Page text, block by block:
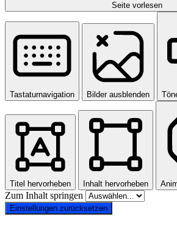
Seite vorlesen
Tastaturnavigation Bilder ausblenden
Titel hervorheben Inhalt hervorheben
Zum Inhalt springen
Einstellungen zurücksetzen